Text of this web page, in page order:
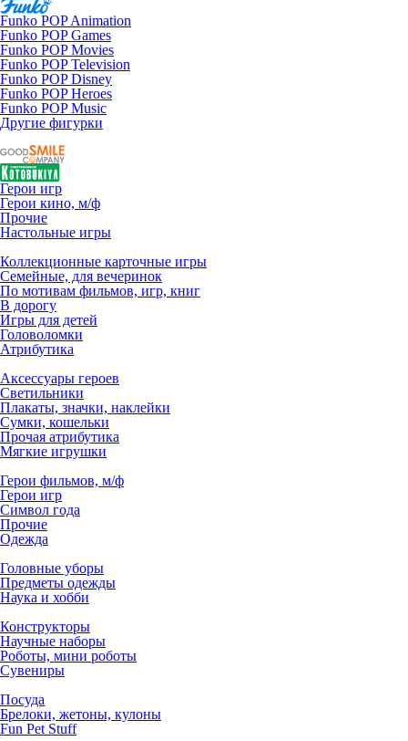
Funko POP Animation
Funko POP Games
Funko POP Movies
Funko POP Television
Funko POP Disney
Funko POP Heroes
Funko POP Music
Другие фигурки
Герои игр
Герои кино, м/ф
Прочие
Настольные игры
Коллекционные карточные игры
Семейные, для вечеринок
По мотивам фильмов, игр, книг
В дорогу
Игры для детей
Головоломки
Атрибутика
Аксессуары героев
Светильники
Плакаты, значки, наклейки
Сумки, кошельки
Прочая атрибутика
Мягкие игрушки
Герои фильмов, м/ф
Герои игр
Символ года
Прочие
Одежда
Головные уборы
Предметы одежды
Наука и хобби
Конструкторы
Научные наборы
Роботы, мини роботы
Сувениры
Посуда
Брелоки, жетоны, кулоны
Fun Pet Stuff